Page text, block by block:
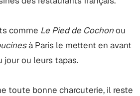
comme Le Pied de Cochonou
à Paris le mettent en avant
jour ou leurs tapas.
toute bonne charcuterie, il reste